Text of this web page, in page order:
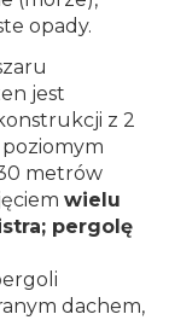
opady.
jest
z 2
poziomym
metrów
wielu
pergolę
dachem,